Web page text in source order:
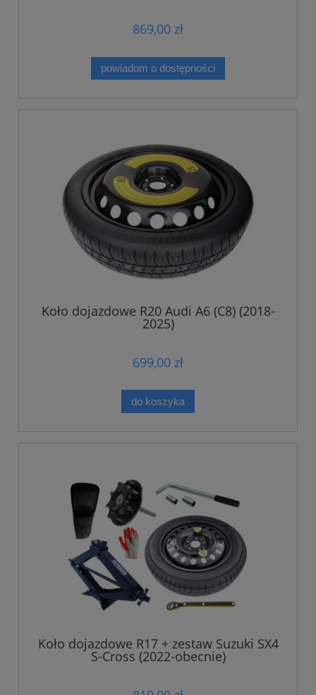
869,00 zł
powiadom o dostępności
Koło dojazdowe R20 Audi A6 (C8) (2018-
2025)
699,00 zł
do koszyka
Koło dojazdowe R17 + zestaw Suzuki SX4
S-Cross (2022-obecnie)